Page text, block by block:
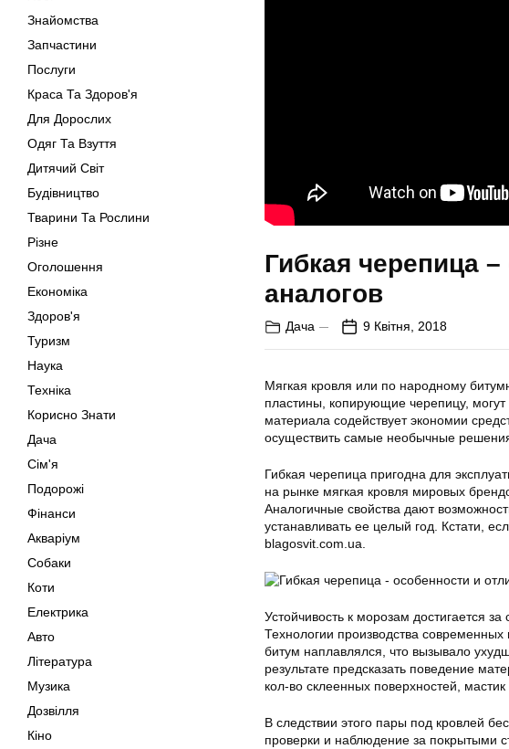
Знайомства
Запчастини
Послуги
Краса Та Здоров'я
Для Дорослих
Одяг Та Взуття
Дитячий Світ
Будівництво
Тварини Та Рослини
Різне
Оголошення
Економіка
Здоров'я
Туризм
Наука
Техніка
Корисно Знати
Дача
Сім'я
Подорожі
Фінанси
Акваріум
Собаки
Коти
Електрика
Авто
Література
Музика
Дозвілля
Кіно
Гибкая черепица
аналогов
Дача 9 Квітня, 2018
Мягкая кровля или по народному
пластины, копирующие черепицу,
материала содействует экономии
осуществить самые необычные
Гибкая черепица пригодна для
на рынке мягкая кровля мировых
Аналогичные свойства дают
устанавливать ее целый год. Кстати,
blagosvit.com.ua.
Устойчивость к морозам достигается
Технологии производства
битум наплавлялся, что вызывало
результате предсказать поведение
кол-во склеенных поверхностей,
В следствии этого пары под кровлей
проверки и наблюдение за покрытыми